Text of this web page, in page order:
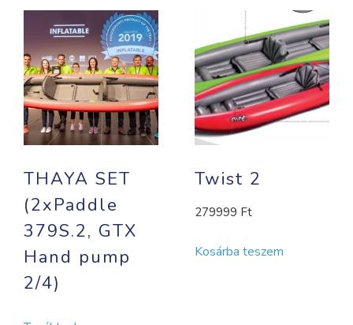
THAYA SET
(2xPaddle
379S.2, GTX
Hand pump
2/4)
Twist 2
279999 Ft
Kosárba teszem